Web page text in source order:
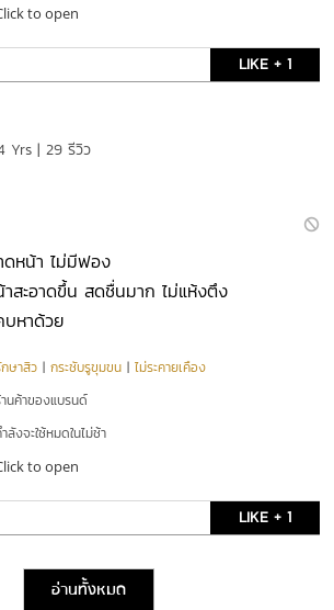
to open
LIKE + 1
Yrs | 29 รีวิว
ดหน้า ไม่มีฟอง
สะอาดขึ้น สดชื่นมาก ไม่แห้งตึง
บหาด้วย
ษาสิว |กระชับรูขุมขน |ไม่ระคายเคือง
นค้าของแบรนด์
ลังจะใช้หมดในไม่ช้า
to open
LIKE + 1
อ่านทั้งหมด